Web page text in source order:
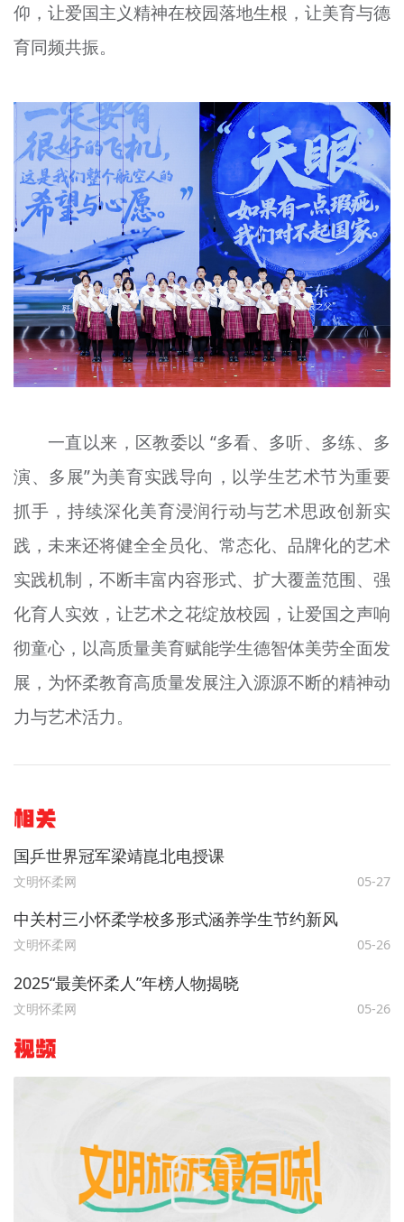
仰，让爱国主义精神在校园落地生根，让美育与德
育同频共振。
一直以来，区教委以 “多看、多听、多练、多
演、多展”为美育实践导向，以学生艺术节为重要
抓手，持续深化美育浸润行动与艺术思政创新实
践，未来还将健全全员化、常态化、品牌化的艺术
实践机制，不断丰富内容形式、扩大覆盖范围、强
化育人实效，让艺术之花绽放校园，让爱国之声响
彻童心，以高质量美育赋能学生德智体美劳全面发
展，为怀柔教育高质量发展注入源源不断的精神动
力与艺术活力。
相关
国乒世界冠军梁靖崑北电授课
文明怀柔网 05-27
中关村三小怀柔学校多形式涵养学生节约新风
文明怀柔网 05-26
2025“最美怀柔人”年榜人物揭晓
文明怀柔网 05-26
视频